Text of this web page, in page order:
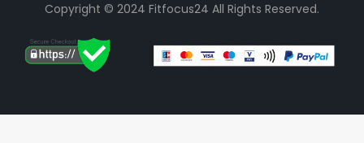
Copyright © 2024 Fitfocus24 All Rights Reserved.